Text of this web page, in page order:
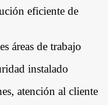
eficiente de
áreas de trabajo
instalado
atención al cliente